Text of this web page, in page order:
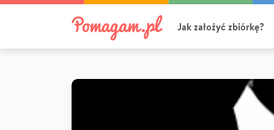
Jak założyć zbiórkę?